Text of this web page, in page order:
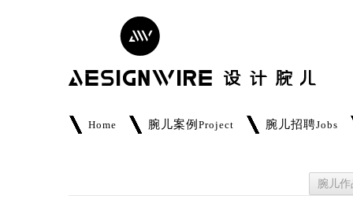
Home 腕儿案例 Project 腕儿招聘Jobs
腕儿作